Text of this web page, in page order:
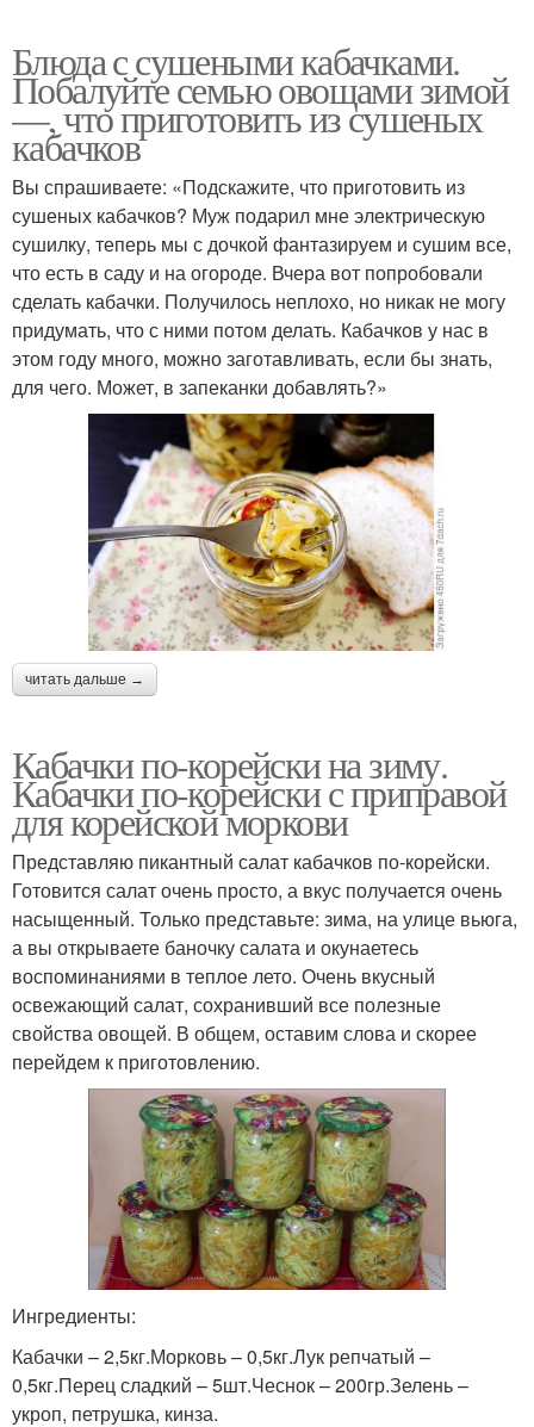
Блюда с сушеными кабачками.
Побалуйте семью овощами зимой
—, что приготовить из сушеных
кабачков
Вы спрашиваете: «Подскажите, что приготовить из
сушеных кабачков? Муж подарил мне электрическую
сушилку, теперь мы с дочкой фантазируем и сушим все,
что есть в саду и на огороде. Вчера вот попробовали
сделать кабачки. Получилось неплохо, но никак не могу
придумать, что с ними потом делать. Кабачков у нас в
этом году много, можно заготавливать, если бы знать,
для чего. Может, в запеканки добавлять?»
читать дальше →
Кабачки по-корейски на зиму.
Кабачки по-корейски с приправой
для корейской моркови
Представляю пикантный салат кабачков по-корейски.
Готовится салат очень просто, а вкус получается очень
насыщенный. Только представьте: зима, на улице вьюга,
а вы открываете баночку салата и окунаетесь
воспоминаниями в теплое лето. Очень вкусный
освежающий салат, сохранивший все полезные
свойства овощей. В общем, оставим слова и скорее
перейдем к приготовлению.
Ингредиенты:
Кабачки – 2,5кг.Морковь – 0,5кг.Лук репчатый –
0,5кг.Перец сладкий – 5шт.Чеснок – 200гр.Зелень –
укроп, петрушка, кинза.